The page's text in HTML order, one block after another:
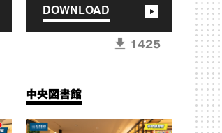
DOWNLOAD
1425
中央図書館